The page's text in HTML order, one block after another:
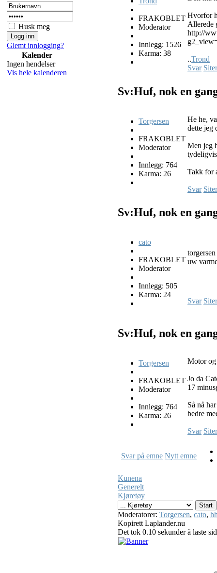
Husk meg
Glemt innlogging?
Kalender
Ingen hendelser
Vis hele kalenderen
FRAKOBLET
Moderator
Innlegg: 1526
Karma: 38
Hvorfor
Allerede
http://
..Trond
Svar Siter
Sv:Huf, nok en
Torgersen
FRAKOBLET
Moderator
Innlegg: 764
Karma: 26
He he,
dette jeg
Men jeg
Takk for
Svar Siter
Sv:Huf, nok en
cato
FRAKOBLET
Moderator
Innlegg: 505
Karma: 24
uw
Svar Siter
Sv:Huf, nok en
Torgersen
FRAKOBLET
Moderator
Innlegg: 764
Karma: 26
Motor og
Jo da
17
Så nå
bedre
Svar Siter
Svar på emne Nytt emne
Kunena
Generelt
Kjøretøy
Moderatorer: Torgersen, cato,
Kopirett Laplander.nu
Det tok 0.10 sekunder å laste